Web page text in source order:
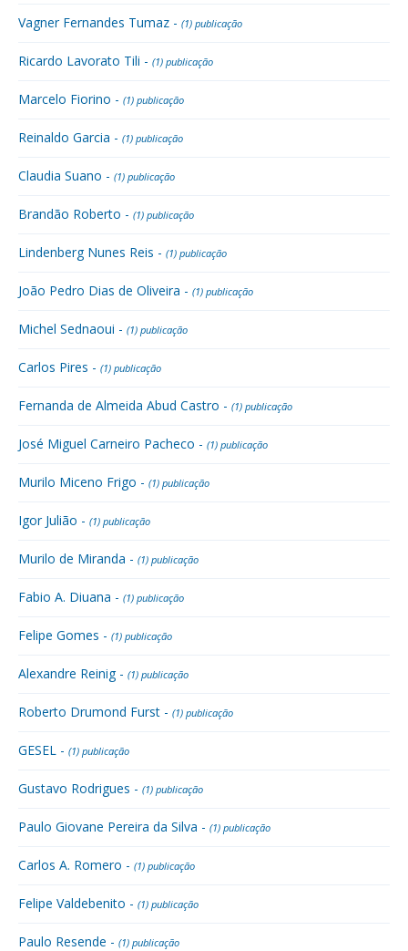
Vagner Fernandes Tumaz - (1) publicação
Ricardo Lavorato Tili - (1) publicação
Marcelo Fiorino - (1) publicação
Reinaldo Garcia - (1) publicação
Claudia Suano - (1) publicação
Brandão Roberto - (1) publicação
Lindenberg Nunes Reis - (1) publicação
João Pedro Dias de Oliveira - (1) publicação
Michel Sednaoui - (1) publicação
Carlos Pires - (1) publicação
Fernanda de Almeida Abud Castro - (1) publicação
José Miguel Carneiro Pacheco - (1) publicação
Murilo Miceno Frigo - (1) publicação
Igor Julião - (1) publicação
Murilo de Miranda - (1) publicação
Fabio A. Diuana - (1) publicação
Felipe Gomes - (1) publicação
Alexandre Reinig - (1) publicação
Roberto Drumond Furst - (1) publicação
GESEL - (1) publicação
Gustavo Rodrigues - (1) publicação
Paulo Giovane Pereira da Silva - (1) publicação
Carlos A. Romero - (1) publicação
Felipe Valdebenito - (1) publicação
Paulo Resende - (1) publicação